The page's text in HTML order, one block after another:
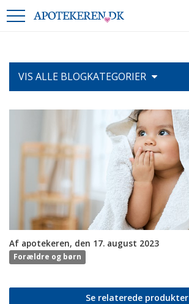
VIS ALLE BLOGKATEGORIER
Af apotekeren, den 17. august 2023
Forældre og børn
Se relaterede produkter